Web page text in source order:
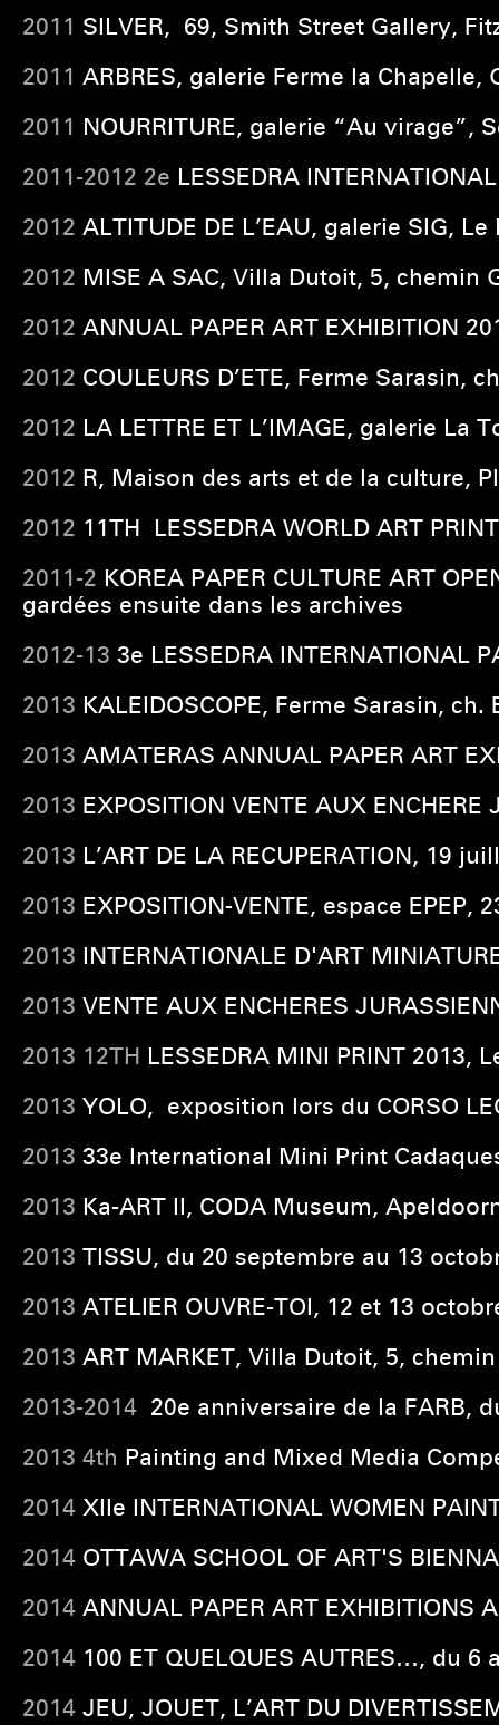
2011 SILVER, 69, Smith Street Gallery,
2011 ARBRES, galerie Ferme la
2011 NOURRITURE, galerie “Au virage”,
2011-2012 2e LESSEDRA
2012 ALTITUDE DE L’EAU, galerie SIG,
2012 MISE A SAC, Villa Dutoit, 5, chemin
2012 ANNUAL PAPER ART EXHIBITION
2012 COULEURS D’ETE, Ferme
2012 LA LETTRE ET L’IMAGE, galerie
2012 R, Maison des arts et de la culture,
2012 11TH LESSEDRA WORLD ART
2011-2 KOREA PAPER CULTURE ART
gardées ensuite dans les archives
2012-13 3e LESSEDRA INTERNATIONAL
2013 KALEIDOSCOPE, Ferme Sarasin,
2013 AMATERAS ANNUAL PAPER ART
2013 EXPOSITION VENTE AUX
2013 L’ART DE LA RECUPERATION, 19
2013 EXPOSITION-VENTE, espace
2013 INTERNATIONALE D'ART
2013 VENTE AUX ENCHERES
2013 12TH LESSEDRA MINI PRINT 2013,
2013 YOLO, exposition lors du CORSO
2013 33e International Mini Print
2013 Ka-ART II, CODA Museum,
2013 TISSU, du 20 septembre au 13
2013 ATELIER OUVRE-TOI, 12 et 13
2013 ART MARKET, Villa Dutoit, 5,
2013-2014 20e anniversaire de la FARB,
2013 4th Painting and Mixed Media
2014 XIIe INTERNATIONAL WOMEN
2014 OTTAWA SCHOOL OF ART'S
2014 ANNUAL PAPER ART
2014 100 ET QUELQUES AUTRES…, du
2014 JEU, JOUET, L’ART DU